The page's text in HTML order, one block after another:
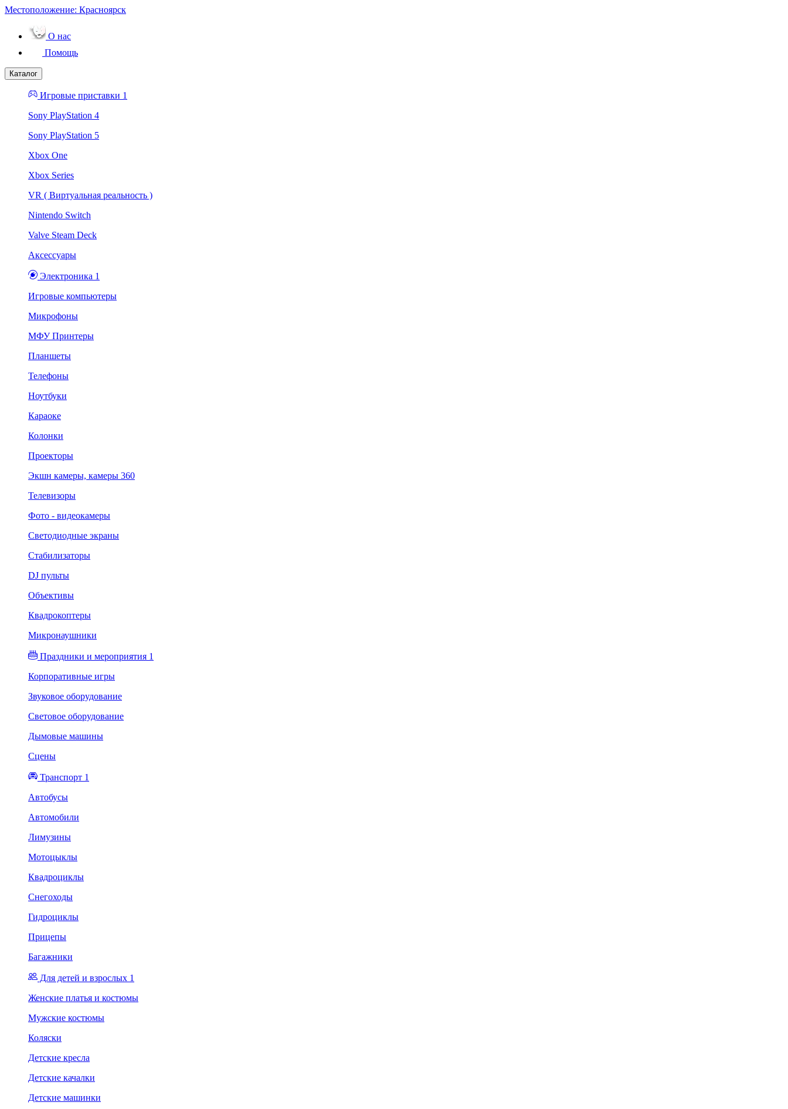
Местоположение: Красноярск
О нас
Помощь
Каталог
Игровые приставки 1
Sony PlayStation 4
Sony PlayStation 5
Xbox One
Xbox Series
VR ( Виртуальная реальность )
Nintendo Switch
Valve Steam Deck
Аксессуары
Электроника 1
Игровые компьютеры
Микрофоны
МФУ Принтеры
Планшеты
Телефоны
Ноутбуки
Караоке
Колонки
Проекторы
Экшн камеры, камеры 360
Телевизоры
Фото - видеокамеры
Светодиодные экраны
Стабилизаторы
DJ пульты
Объективы
Квадрокоптеры
Микронаушники
Праздники и мероприятия 1
Корпоративные игры
Звуковое оборудование
Световое оборудование
Дымовые машины
Сцены
Транспорт 1
Автобусы
Автомобили
Лимузины
Мотоцыклы
Квадроциклы
Снегоходы
Гидроциклы
Прицепы
Багажники
Для детей и взрослых 1
Женские платья и костюмы
Мужские костюмы
Коляски
Детские кресла
Детские качалки
Детские машинки